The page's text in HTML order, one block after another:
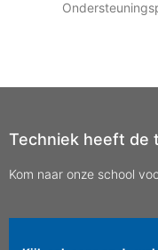
Techniek heeft de
Kom naar onze school